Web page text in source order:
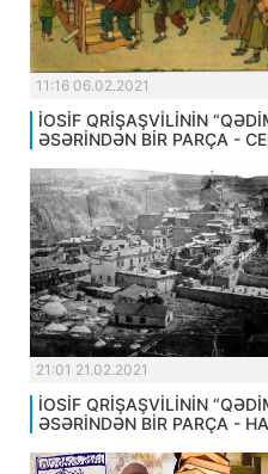
11:16 06.02.2021
İOSİF QRİŞAŞVİLİNİN
ƏSƏRİNDƏN BİR PARÇA -
21:01 21.02.2021
İOSİF QRİŞAŞVİLİNİN
ƏSƏRİNDƏN BİR PARÇA -